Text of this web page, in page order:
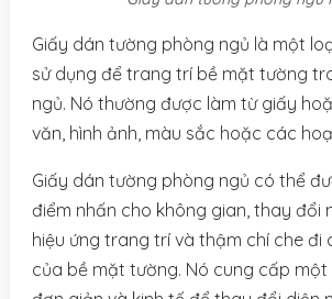
Giấy dán tường phòng ngủ là một
sử dụng để trang trí bề mặt tường
ngủ. Nó thường được làm từ giấy
văn, hình ảnh, màu sắc hoặc các
Giấy dán tường phòng ngủ có thể
điểm nhấn cho không gian, thay đổi
hiệu ứng trang trí và thậm chí che đi
của bề mặt tường. Nó cung cấp